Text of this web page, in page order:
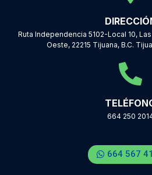
Ruta Independencia 5102-Local 10,
Oeste, 22215 Tijuana, B.C.
664 250
664 567